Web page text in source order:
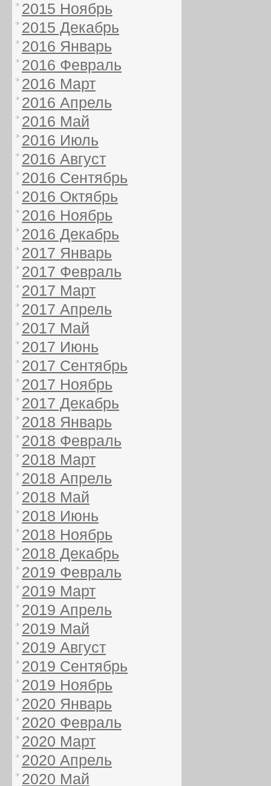
2015 Ноябрь
2015 Декабрь
2016 Январь
2016 Февраль
2016 Март
2016 Апрель
2016 Май
2016 Июль
2016 Август
2016 Сентябрь
2016 Октябрь
2016 Ноябрь
2016 Декабрь
2017 Январь
2017 Февраль
2017 Март
2017 Апрель
2017 Май
2017 Июнь
2017 Сентябрь
2017 Ноябрь
2017 Декабрь
2018 Январь
2018 Февраль
2018 Март
2018 Апрель
2018 Май
2018 Июнь
2018 Ноябрь
2018 Декабрь
2019 Февраль
2019 Март
2019 Апрель
2019 Май
2019 Август
2019 Сентябрь
2019 Ноябрь
2020 Январь
2020 Февраль
2020 Март
2020 Апрель
2020 Май